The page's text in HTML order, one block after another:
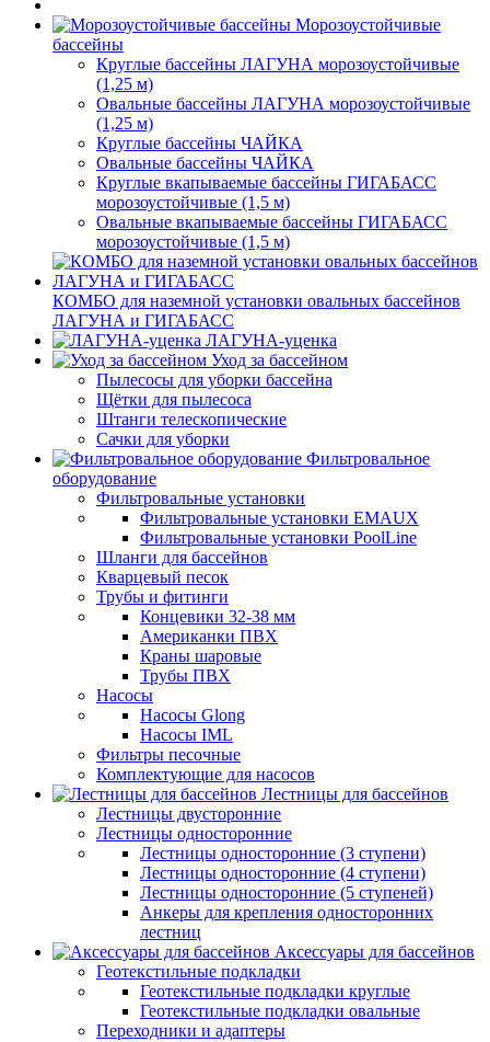
Морозоустойчивые
бассейны
Круглые бассейны ЛАГУНА морозоустойчивые
(1,25 м)
Овальные бассейны ЛАГУНА морозоустойчивые
(1,25 м)
Круглые бассейны ЧАЙКА
Овальные бассейны ЧАЙКА
Круглые вкапываемые бассейны ГИГАБАСС
морозоустойчивые (1,5 м)
Овальные вкапываемые бассейны ГИГАБАСС
морозоустойчивые (1,5 м)
КОМБО для наземной установки овальных бассейнов
ЛАГУНА и ГИГАБАСС
ЛАГУНА-уценка
Уход за бассейном
Пылесосы для уборки бассейна
Щётки для пылесоса
Штанги телескопические
Сачки для уборки
Фильтровальное
оборудование
Фильтровальные установки
Фильтровальные установки EMAUX
Фильтровальные установки PoolLine
Шланги для бассейнов
Кварцевый песок
Трубы и фитинги
Концевики 32-38 мм
Американки ПВХ
Краны шаровые
Трубы ПВХ
Насосы
Насосы Glong
Насосы IML
Фильтры песочные
Комплектующие для насосов
Лестницы для бассейнов
Лестницы двусторонние
Лестницы односторонние
Лестницы односторонние (3 ступени)
Лестницы односторонние (4 ступени)
Лестницы односторонние (5 ступеней)
Анкеры для крепления односторонних
лестниц
Аксессуары для бассейнов
Геотекстильные подкладки
Геотекстильные подкладки круглые
Геотекстильные подкладки овальные
Переходники и адаптеры